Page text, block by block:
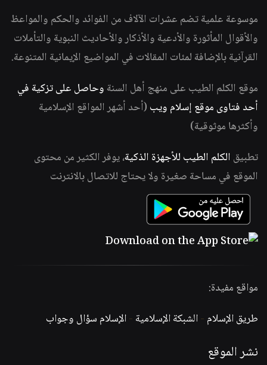
موسوعة علمية تضم عشرات الآلاف من الفوائد والحكم والمواعظ
والأقوال المأثورة والأدعية والأذكار والأحاديث النبوية والتأملات
القرآنية بالإضافة لمئات المقالات في المواضيع الإيمانية المتنوعة.
موقع الكلم الطيب على منهج أهل السنة وحاصل على تزكية في
أحد فتاوى موقع إسلام ويب (أحد أشهر المواقع الإسلامية
وأكثرها موثوقية)
تطبيق الكلم الطيب للأجهزة الذكية، يوفر الكثير من محتوى
الموقع في مساحة صغيرة ولا يحتاج للاتصال بالانترنت
مواقع مفيدة:
طريق الإسلام -الشبكة الإسلامية -الإسلام سؤال وجواب
نشر الموقع